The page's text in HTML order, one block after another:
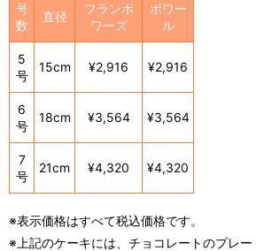
号
数
直径
フランボ
ワーズ
ポワー
ル
5
号
15cm ¥2,916 ¥2,916
6
号
18cm ¥3,564 ¥3,564
7
号
21cm ¥4,320 ¥4,320
※表示価格はすべて税込価格です。
※上記のケーキには、チョコレートのプレー